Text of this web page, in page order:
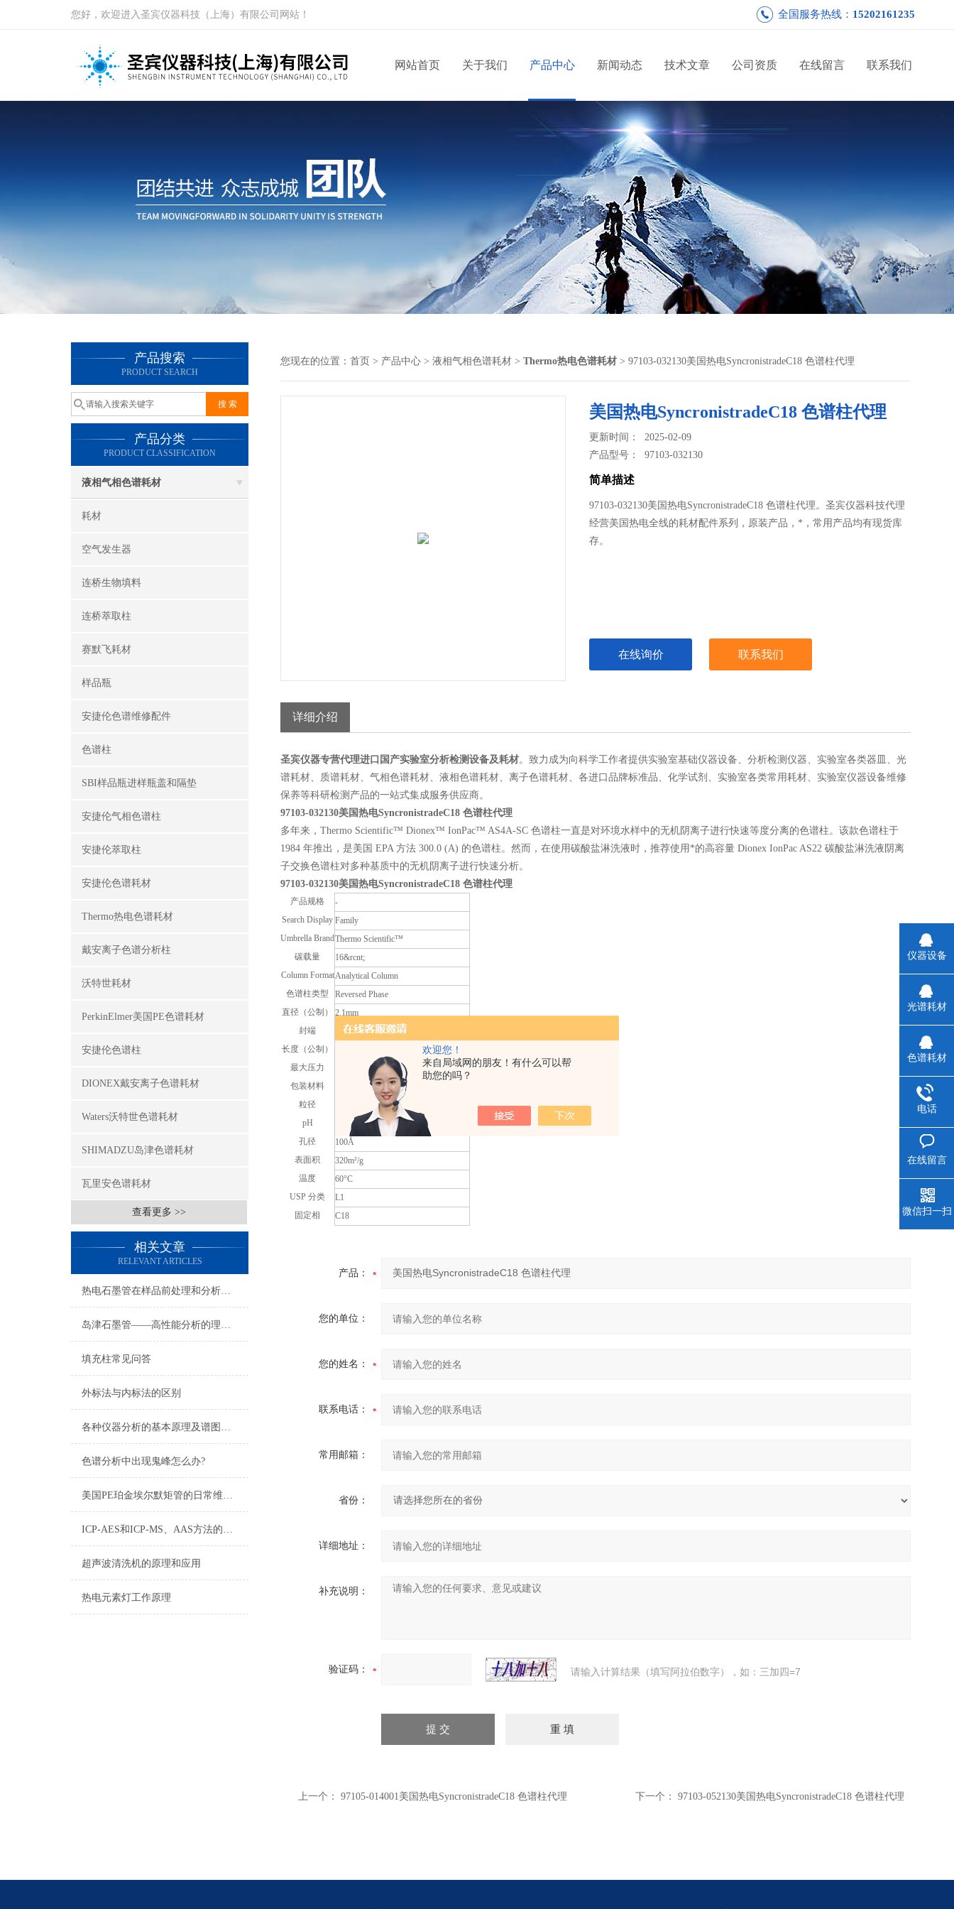
欢迎您！
来自局域网的朋友！有什么可以帮
助您的吗？
您好，欢迎进入圣宾仪器科技（上海）有限公司网站！ 全国服务热线： 15202161235
网站首页 关于我们 产品中心 新闻动态 技术文章 公司资质 在线留言 联系我们
产品搜索
PRODUCT SEARCH
产品分类
PRODUCT CLASSIFICATION
液相气相色谱耗材
耗材
空气发生器
连桥生物填料
连桥萃取柱
赛默飞耗材
样品瓶
安捷伦色谱维修配件
色谱柱
SBI样品瓶进样瓶盖和隔垫
安捷伦气相色谱柱
安捷伦萃取柱
安捷伦色谱耗材
Thermo热电色谱耗材
戴安离子色谱分析柱
沃特世耗材
PerkinElmer美国PE色谱耗材
安捷伦色谱柱
DIONEX戴安离子色谱耗材
Waters沃特世色谱耗材
SHIMADZU岛津色谱耗材
瓦里安色谱耗材
查看更多 >>
相关文章
RELEVANT ARTICLES
热电石墨管在样品前处理和分析测试中的应用优势
岛津石墨管——高性能分析的理想选择
填充柱常见问答
外标法与内标法的区别
各种仪器分析的基本原理及谱图表示方法
色谱分析中出现鬼峰怎么办?
美国PE珀金埃尔默矩管的日常维护与保养技巧
ICP-AES和ICP-MS、AAS方法的比较
超声波清洗机的原理和应用
热电元素灯工作原理
您现在的位置： 首页 > 产品中心 > 液相气相色谱耗材 > Thermo热电色谱耗材 > 97103-032130美国热电SyncronistradeC18 色谱柱代理
美国热电SyncronistradeC18 色谱柱代理
更新时间： 2025-02-09
产品型号：97103-032130
简单描述
97103-032130美国热电SyncronistradeC18 色谱柱代理。圣宾仪器科技代理
经营美国热电全线的耗材配件系列，原装产品，*，常用产品均有现货库
存。
在线询价 联系我们
详细介绍
圣宾仪器专营代理进口国产实验室分析检测设备及耗材。 致力 成为向科学工作者提供实验室基础仪器设备、 分析检测 仪器、实验室各类器皿 、 光
谱耗材、 质谱耗材、 气相色谱耗材、 液相色谱耗材、 离子色谱耗材、各进口品牌标准品、化学试剂 、 实验室各类常用耗材、实验室仪器设备维修
保养等科研检测 产品的一站式集成服务供应商。
97103-032130美国热电SyncronistradeC18 色谱柱代理
多年来，Thermo Scientific™ Dionex™ IonPac™ AS4A-SC 色谱柱一直是对环境水样中的无机阴离子进行快速等度分离的色谱柱。该款色谱柱于
1984 年推出，是美国 EPA 方法 300.0 (A) 的色谱柱。然而，在使用碳酸盐淋洗液时，推荐使用*的高容量 Dionex IonPac AS22 碳酸盐淋洗液阴离
子交换色谱柱对多种基质中的无机阴离子进行快速分析。
97103-032130美国热电SyncronistradeC18 色谱柱代理
产品规格
-
Search Display Family
Umbrella BrandThermo Scientific™
碳载量
16&rcnt;
Column FormatAnalytical Column
色谱柱类型
Reversed Phase
直径（公制）
2.1mm
封端
Yes
长度（公制）
最大压力
包装材料
Silica, Spherical Fully Porous Ultrapure
粒径
pH
2 to 9
孔径
100Å
表面积
320m²/g
温度
60°C
USP 分类
L1
固定相
C18
产品：
您的单位：
您的姓名：
联系电话：
常用邮箱：
省份：
详细地址：
补充说明：
验证码： 请输入计算结果（填写阿拉伯数字），如：三加四=7
上一个： 97105-014001美国热电SyncronistradeC18 色谱柱代理 下一个： 97103-052130美国热电SyncronistradeC18 色谱柱代理
仪器设备
光谱耗材
色谱耗材
电话
在线留言
微信扫一扫